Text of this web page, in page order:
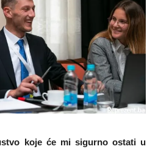
koje će mi sigurno ostati u